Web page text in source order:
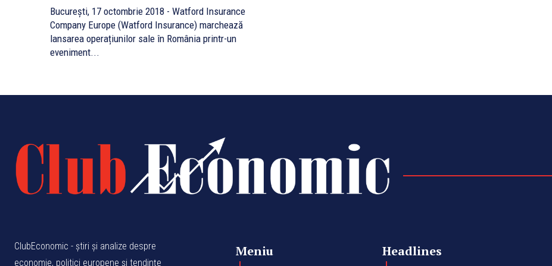
București, 17 octombrie 2018 - Watford Insurance
Company Europe (Watford Insurance) marchează
lansarea operațiunilor sale în România printr-un
eveniment...
ClubEconomic - știri și analize despre
economie, politici europene și tendințe
Meniu Headlines